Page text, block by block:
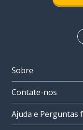
Sobre
Contate-nos
Ajuda e Perguntas